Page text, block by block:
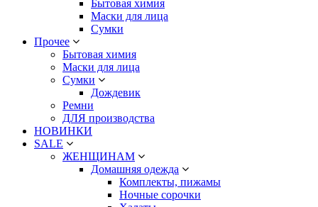
Бытовая химия
Маски для лица
Сумки
Прочее
Бытовая химия
Маски для лица
Сумки
Дождевик
Ремни
ДЛЯ производства
НОВИНКИ
SALE
ЖЕНЩИНАМ
Домашняя одежда
Комплекты, пижамы
Ночные сорочки